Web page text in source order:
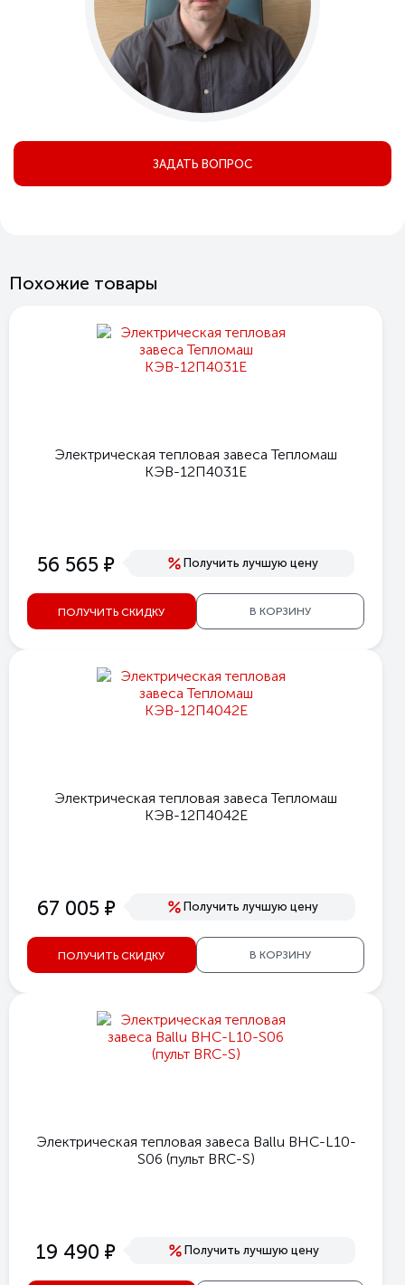
ЗАДАТЬ ВОПРОС
Похожие товары
Электрическая тепловая завеса Тепломаш
КЭВ-12П4031Е
56 565 е Получить лучшую цену
ПОЛУЧИТЬ СКИДКУ В КОРЗИНУ
Электрическая тепловая завеса Тепломаш
КЭВ-12П4042Е
67 005 е Получить лучшую цену
ПОЛУЧИТЬ СКИДКУ В КОРЗИНУ
Электрическая тепловая завеса Ballu BHC-L10-
S06 (пульт BRC-S)
19 490 е Получить лучшую цену